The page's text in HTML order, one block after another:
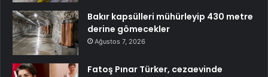
Bakır kapsülleri mühürleyip 430 metre
derine gömecekler
Ağustos 7, 2026
Fatoş Pınar Türker, cezaevinde